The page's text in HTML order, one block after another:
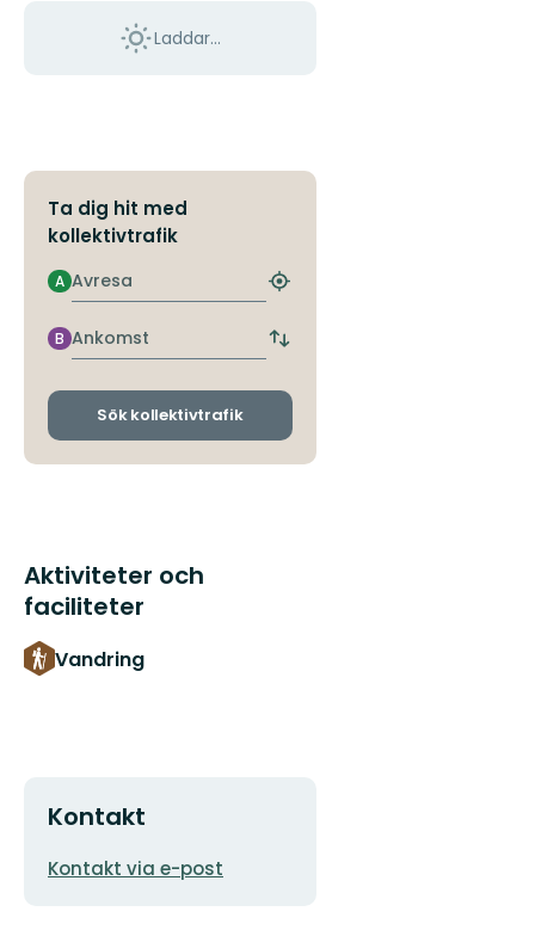
Laddar...
Ta dig hit med
kollektivtrafik
Avresa
A
Hitta
hållplats
Ankomst
B
Byt
och
Sök kollektivtrafik
Aktiviteter och
faciliteter
Vandring
Kontakt
E-
Kontakt via e-post